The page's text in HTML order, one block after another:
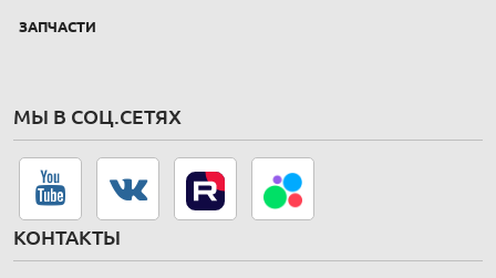
ЗАПЧАСТИ
МЫ В СОЦ.СЕТЯХ
КОНТАКТЫ